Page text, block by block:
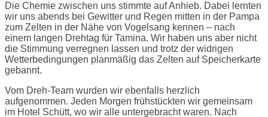
Die Chemie zwischen uns stimmte auf Anhieb. Dabei lernten
wir uns abends bei Gewitter und Regen mitten in der Pampa
zum Zelten in der Nähe von Vogelsang kennen – nach
einem langen Drehtag für Tamina. Wir haben uns aber nicht
die Stimmung verregnen lassen und trotz der widrigen
Wetterbedingungen planmäßig das Zelten auf Speicherkarte
gebannt.
Vom Dreh-Team wurden wir ebenfalls herzlich
aufgenommen. Jeden Morgen frühstückten wir gemeinsam
im Hotel Schütt, wo wir alle untergebracht waren. Nach